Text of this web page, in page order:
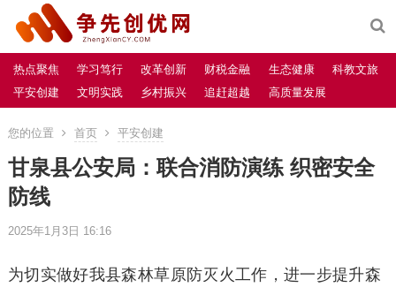
热点聚焦 学习笃行 改革创新 财税金融 生态健康
科教文旅
平安创建
文明实践 乡村振兴 追赶超越 高质量发展
您的位置 首页 平安创建
甘泉县公安局：联合消防演练 织密安全
防线
2025年1月3日 16:16
为切实做好我县森林草原防灭火工作，进一步提升森